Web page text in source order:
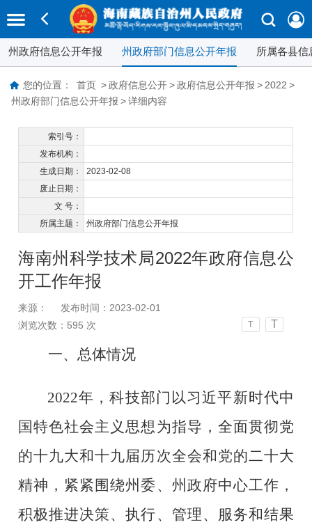
州政府信息公开年报 州政府部门信息公开年报 所属各县
您的位置： 首页 > 政府信息公开 > 政府信息公开年报 > 2022 >
州政府部门信息公开年报 > 详细内容
索引号：
发布机构：
生成日期：
2023-02-08
废止日期：
文 号：
所属主题：
州政府部门信息公开年报
海南州科学技术局2022年政府信息公
开工作年报
来源：
发布时间：2023-02-01
浏览次数： 595 次 T T
一、 总体情况
2022年，科技部门以习近平新时代中
国特色社会主义思想为指导，全面贯彻党
的十九大和十九届历次全会和党的二十大
精神，紧紧围绕州委、州政府中心工作，
积极推进决策、执行、管理、服务和结果